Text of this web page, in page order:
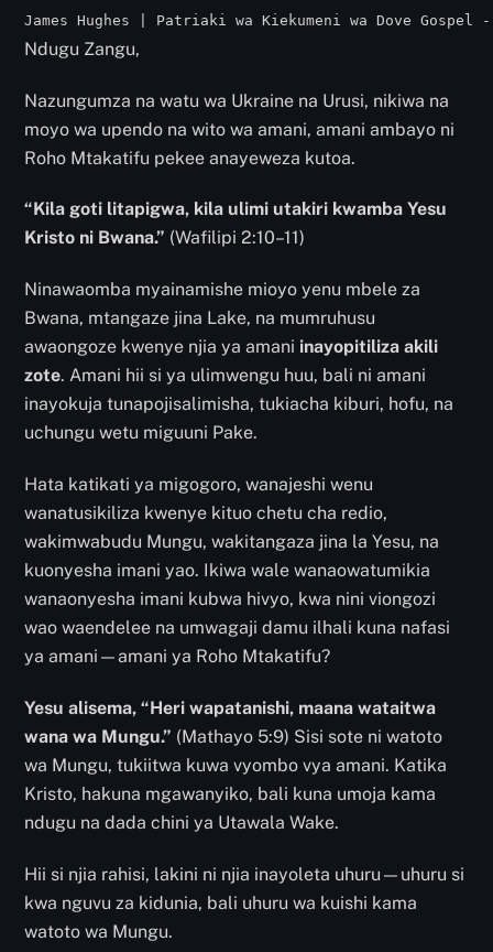
James Hughes | Patriaki wa Kiekumeni wa Dove Gospel
Ndugu Zangu,
Nazungumza na watu wa Ukraine na Urusi, nikiwa na
moyo wa upendo na wito wa amani, amani ambayo ni
Roho Mtakatifu pekee anayeweza kutoa.
“Kila goti litapigwa, kila ulimi utakiri kwamba Yesu
Kristo ni Bwana.” (Wafilipi 2:10–11)
Ninawaomba myainamishe mioyo yenu mbele za
Bwana, mtangaze jina Lake, na mumruhusu
awaongoze kwenye njia ya amani inayopitiliza akili
zote. Amani hii si ya ulimwengu huu, bali ni amani
inayokuja tunapojisalimisha, tukiacha kiburi, hofu, na
uchungu wetu miguuni Pake.
Hata katikati ya migogoro, wanajeshi wenu
wanatusikiliza kwenye kituo chetu cha redio,
wakimwabudu Mungu, wakitangaza jina la Yesu, na
kuonyesha imani yao. Ikiwa wale wanaowatumikia
wanaonyesha imani kubwa hivyo, kwa nini viongozi
wao waendelee na umwagaji damu ilhali kuna nafasi
ya amani—amani ya Roho Mtakatifu?
Yesu alisema, “Heri wapatanishi, maana wataitwa
wana wa Mungu.” (Mathayo 5:9) Sisi sote ni watoto
wa Mungu, tukiitwa kuwa vyombo vya amani. Katika
Kristo, hakuna mgawanyiko, bali kuna umoja kama
ndugu na dada chini ya Utawala Wake.
Hii si njia rahisi, lakini ni njia inayoleta uhuru—uhuru si
kwa nguvu za kidunia, bali uhuru wa kuishi kama
watoto wa Mungu.